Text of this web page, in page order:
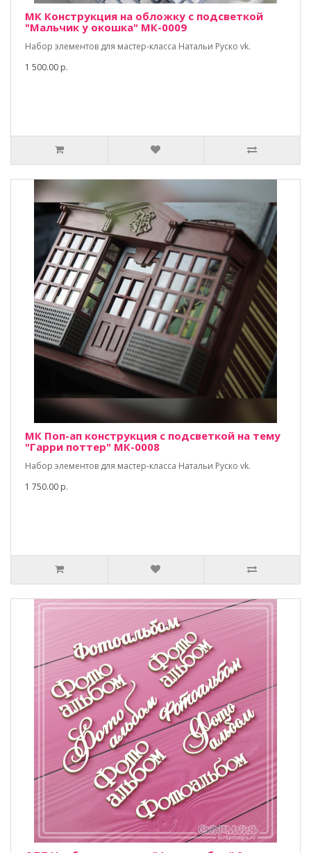
МК Конструкция на обложку с подсветкой
"Мальчик у окошка" МК-0009
Набор элементов для мастер-класса Натальи Руско vk.
1 500.00 р.
МК Поп-ап конструкция с подсветкой на тему
"Гарри поттер" МК-0008
Набор элементов для мастер-класса Натальи Руско vk.
1 750.00 р.